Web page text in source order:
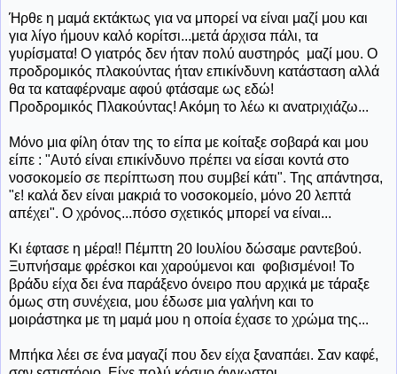
Ήρθε η μαμά εκτάκτως για να μπορεί να είναι μαζί μου και
για λίγο ήμουν καλό κορίτσι...μετά άρχισα πάλι, τα
γυρίσματα! Ο γιατρός δεν ήταν πολύ αυστηρός μαζί μου. Ο
προδρομικός πλακούντας ήταν επικίνδυνη κατάσταση αλλά
θα τα καταφέρναμε αφού φτάσαμε ως εδώ!
Προδρομικός Πλακούντας! Ακόμη το λέω κι ανατριχιάζω...
Μόνο μια φίλη όταν της το είπα με κοίταξε σοβαρά και μου
είπε : "Αυτό είναι επικίνδυνο πρέπει να είσαι κοντά στο
νοσοκομείο σε περίπτωση που συμβεί κάτι". Της απάντησα,
"ε! καλά δεν είναι μακριά το νοσοκομείο, μόνο 20 λεπτά
απέχει". Ο χρόνος...πόσο σχετικός μπορεί να είναι...
Κι έφτασε η μέρα!! Πέμπτη 20 Ιουλίου δώσαμε ραντεβού.
Ξυπνήσαμε φρέσκοι και χαρούμενοι και φοβισμένοι! Το
βράδυ είχα δει ένα παράξενο όνειρο που αρχικά με τάραξε
όμως στη συνέχεια, μου έδωσε μια γαλήνη και το
μοιράστηκα με τη μαμά μου η οποία έχασε το χρώμα της...
Μπήκα λέει σε ένα μαγαζί που δεν είχα ξαναπάει. Σαν καφέ,